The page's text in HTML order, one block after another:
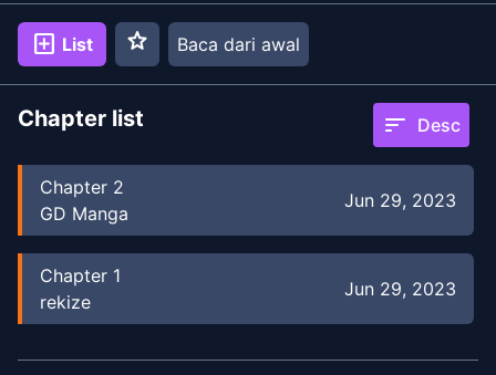
add_box List star Baca dari awal
Chapter list sort Desc
Chapter 2
GD Manga
Jun 29, 2023
Chapter 1
rekize
Jun 29, 2023